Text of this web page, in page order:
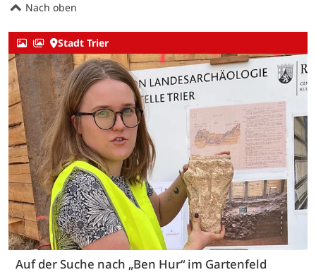
Nach oben
Stadt Trier
Auf der Suche nach „Ben Hur“ im Gartenfeld